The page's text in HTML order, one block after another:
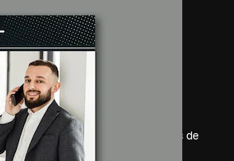
Começar
Academy
Documentação
Atendimento
Termos e
condições
Política de
Tendências de